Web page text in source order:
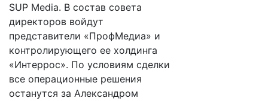
SUP Media. В состав совета
директоров войдут
представители «ПрофМедиа» и
контролирующего ее холдинга
«Интеррос». По условиям сделки
все операционные решения
останутся за Александром